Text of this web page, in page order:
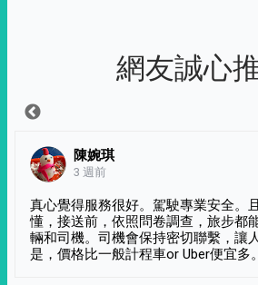
網友誠心
陳婉琪
3 週前
真心覺得服務很好。駕駛專業安全。
懂，接送前，依照問卷調查，旅步都
輛和司機。司機會保持密切聯繫，讓
是，價格比一般計程車or Uber便宜多